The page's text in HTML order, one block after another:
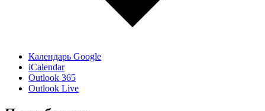
Календарь Google
iCalendar
Outlook 365
Outlook Live